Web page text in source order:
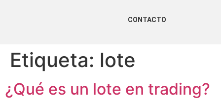
CONTACTO
Etiqueta: lote
¿Qué es un lote en trading?